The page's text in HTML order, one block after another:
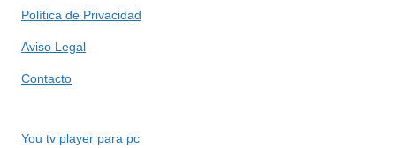
Política de Privacidad
Aviso Legal
Contacto
You tv player para pc